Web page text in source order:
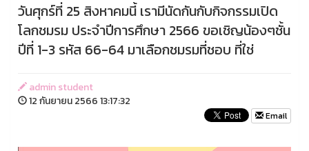
วันศุกร์ที่ 25 สิงหาคมนี้ เรามีนัดกันกับกิจกรรมเปิด
โลกชมรม ประจำปีการศึกษา 2566 ขอเชิญน้องๆชั้น
ปีที่ 1-3 รหัส 66-64 มาเลือกชมรมที่ชอบ ที่ใช่
admin student
12 กันยายน 2566 13:17:32
Email